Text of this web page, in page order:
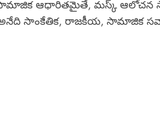
ఆధారితమైతే, మస్క్ ఆలోచన
సాంకేతిక, రాజకీయ, సామాజిక